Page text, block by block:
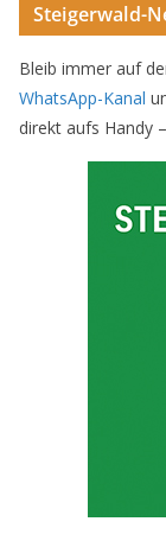
Steigerwald-
Bleib immer auf
WhatsApp-Kanal
direkt aufs Handy